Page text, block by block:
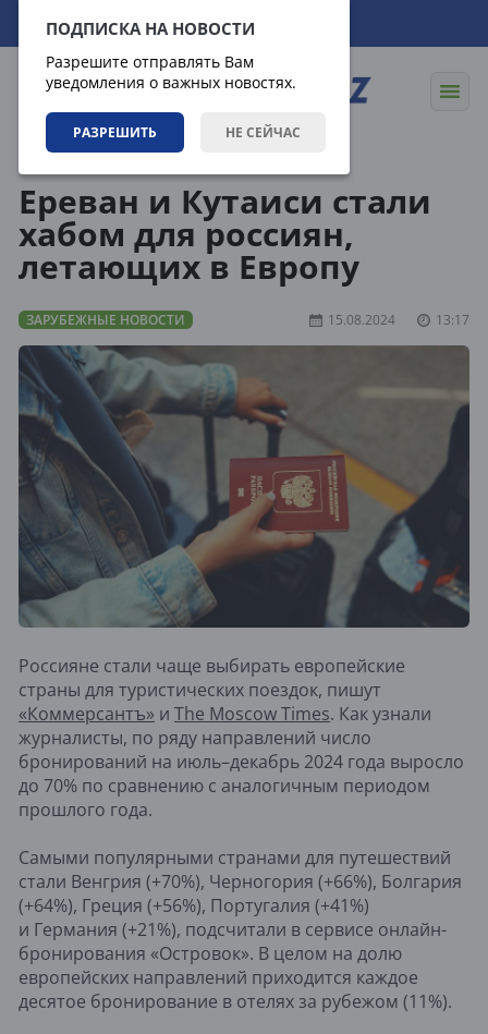
ПОДПИСКА НА НОВОСТИ
Разрешите отправлять Вам
уведомления о важных новостях.
РАЗРЕШИТЬ НЕ СЕЙЧАС
06.08.2026 22:14:21
Ереван и Кутаиси стали
хабом для россиян,
летающих в Европу
ЗАРУБЕЖНЫЕ НОВОСТИ 15.08.2024 13:17
Россияне стали чаще выбирать европейские
страны для туристических поездок, пишут
«Коммерсантъ» и The Moscow Times. Как узнали
журналисты, по ряду направлений число
бронирований на июль–декабрь 2024 года выросло
до 70% по сравнению с аналогичным периодом
прошлого года.
Самыми популярными странами для путешествий
стали Венгрия (+70%), Черногория (+66%), Болгария
(+64%), Греция (+56%), Португалия (+41%)
и Германия (+21%), подсчитали в сервисе онлайн-
бронирования «Островок». В целом на долю
европейских направлений приходится каждое
десятое бронирование в отелях за рубежом (11%).